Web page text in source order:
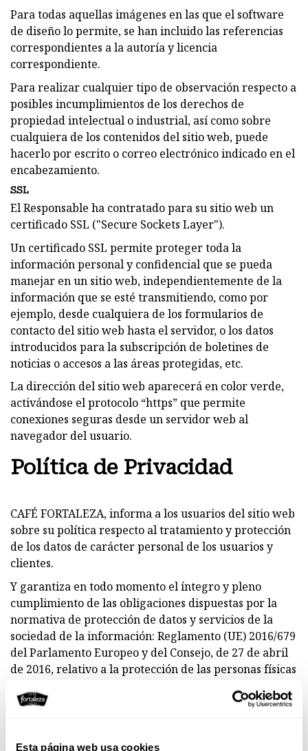
Esta página web usa cookies
Para todas aquellas imágenes en las que el software
de diseño lo permite, se han incluido las referencias
correspondientes a la autoría y licencia
correspondiente.
Para realizar cualquier tipo de observación respecto a
posibles incumplimientos de los derechos de
propiedad intelectual o industrial, así como sobre
cualquiera de los contenidos del sitio web, puede
hacerlo por escrito o correo electrónico indicado en el
encabezamiento.
SSL
El Responsable ha contratado para su sitio web un
certificado SSL ("Secure Sockets Layer").
Un certificado SSL permite proteger toda la
información personal y confidencial que se pueda
manejar en un sitio web, independientemente de la
información que se esté transmitiendo, como por
ejemplo, desde cualquiera de los formularios de
contacto del sitio web hasta el servidor, o los datos
introducidos para la subscripción de boletines de
noticias o accesos a las áreas protegidas, etc.
La dirección del sitio web aparecerá en color verde,
activándose el protocolo “https” que permite
conexiones seguras desde un servidor web al
navegador del usuario.
Política de Privacidad
CAFÉ FORTALEZA, informa a los usuarios del sitio web
sobre su política respecto al tratamiento y protección
de los datos de carácter personal de los usuarios y
clientes.
Y garantiza en todo momento el íntegro y pleno
cumplimiento de las obligaciones dispuestas por la
normativa de protección de datos y servicios de la
sociedad de la información: Reglamento (UE) 2016/679
del Parlamento Europeo y del Consejo, de 27 de abril
de 2016, relativo a la protección de las personas físicas
y a la libre circulación de estos datos (RGPD), la